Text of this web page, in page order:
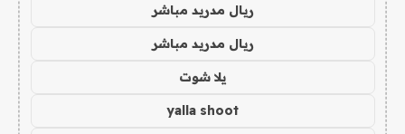
ريال مدريد مباشر
ريال مدريد مباشر
يلا شوت
yalla shoot